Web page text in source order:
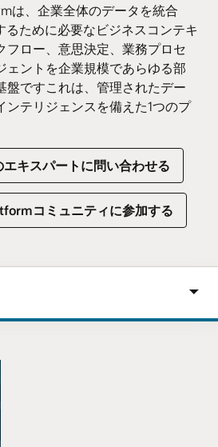
は、企業全体のデータを統合
るために必要なビジネスコンテキ
フロー、意思決定、業務プロセ
ェントを企業規模であらゆる部
盤ですこれは、管理されたデー
ンテリジェンスを備えた1つのプ
キスパートに問い合わせる
コミュニティに参加する